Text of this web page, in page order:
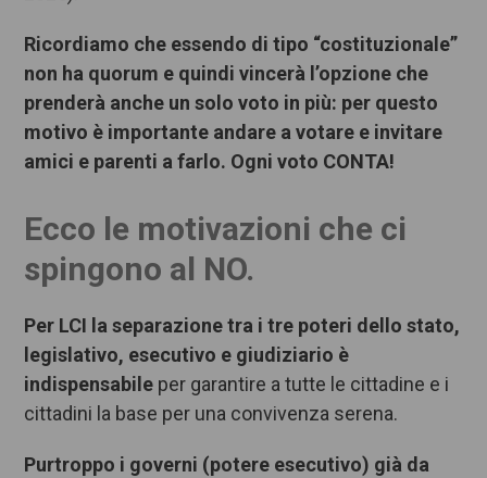
Ricordiamo che essendo di tipo “costituzionale”
non ha quorum e quindi vincerà l’opzione che
prenderà anche un solo voto in più: per questo
motivo è importante andare a votare e invitare
amici e parenti a farlo. Ogni voto CONTA!
Ecco le motivazioni che ci
spingono al NO.
Per LCI la separazione tra i tre poteri dello stato,
legislativo, esecutivo e giudiziario è
indispensabile per garantire a tutte le cittadine e i
cittadini la base per una convivenza serena.
Purtroppo i governi (potere esecutivo) già da